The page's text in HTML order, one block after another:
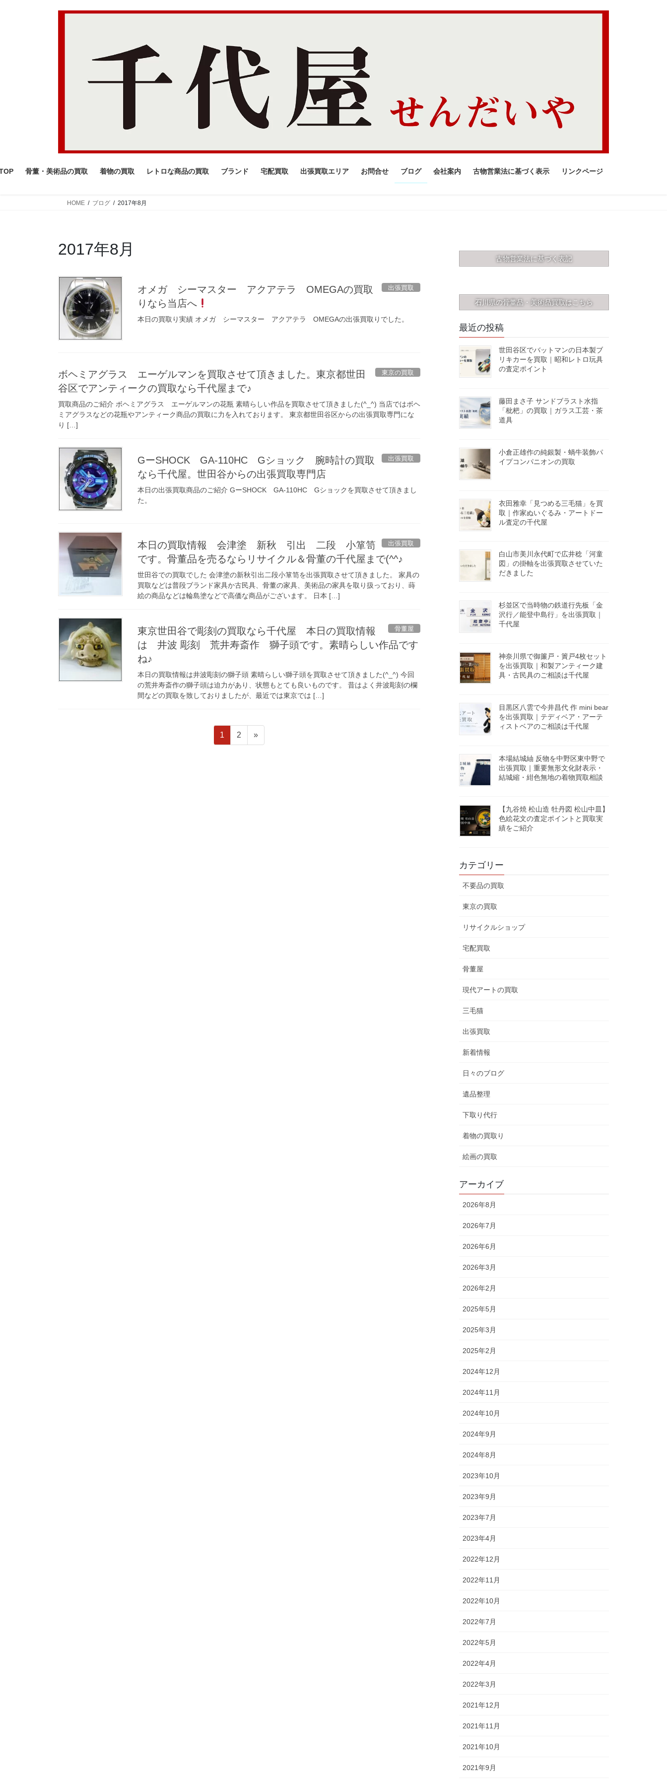
骨董・美術品の買取 着物の買取 レトロな商品の買取 ブランド 宅配買取 出張買取エリア お問合せ ブログ 会社案内 古物営業法に基づく表示 リンクページ
HOME ブログ 2017年8月
2017年8月
出張買取
オメガ シーマスター アクアテラ OMEGAの買取
りなら当店へ
本日の買取り実績 オメガ シーマスター アクアテラ OMEGAの出張買取りでした。
東京の買取
ボヘミアグラス エーゲルマンを買取させて頂きました。東京都世田
谷区でアンティークの買取なら千代屋まで♪
買取商品のご紹介 ボヘミアグラス エーゲルマンの花瓶 素晴らしい作品を買取させて頂きました(^_^) 当店ではボヘ
ミアグラスなどの花瓶やアンティーク商品の買取に力を入れております。 東京都世田谷区からの出張買取専門にな
り […]
出張買取
GーSHOCK GA-110HC Gショック 腕時計の買取
なら千代屋。世田谷からの出張買取専門店
本日の出張買取商品のご紹介 GーSHOCK GA-110HC Gショックを買取させて頂きまし
た。
出張買取
本日の買取情報 会津塗 新秋 引出 二段 小箪笥
です。骨董品を売るならリサイクル＆骨董の千代屋まで(^^♪
世田谷での買取でした 会津塗の新秋引出二段小箪笥を出張買取させて頂きました。 家具の
買取などは普段ブランド家具か古民具、骨董の家具、美術品の家具を取り扱っており、蒔
絵の商品などは輪島塗などで高価な商品がございます。 日本 […]
骨董屋
東京世田谷で彫刻の買取なら千代屋 本日の買取情報
は 井波 彫刻 荒井寿斎作 獅子頭です。素晴らしい作品です
ね♪
本日の買取情報は井波彫刻の獅子頭 素晴らしい獅子頭を買取させて頂きました(^_^) 今回
の荒井寿斎作の獅子頭は迫力があり、状態もとても良いものです。 昔はよく井波彫刻の欄
間などの買取を致しておりましたが、最近では東京では […]
固
定
1
固
定
2 »
古物営業法に基づく表記
石川県の骨董品・美術品買取はこちら
最近の投稿
世田谷区でバットマンの日本製ブ
リキカーを買取｜昭和レトロ玩具
の査定ポイント
藤田まさ子 サンドブラスト水指
「枇杷」の買取｜ガラス工芸・茶
道具
小倉正雄作の純銀製・蝸牛装飾パ
イプコンパニオンの買取
衣田雅幸「見つめる三毛猫」を買
取｜作家ぬいぐるみ・アートドー
ル査定の千代屋
白山市美川永代町で広井稔「河童
図」の掛軸を出張買取させていた
だきました
杉並区で当時物の鉄道行先板「金
沢行／能登中島行」を出張買取｜
千代屋
神奈川県で御簾戸・簀戸4枚セット
を出張買取｜和製アンティーク建
具・古民具のご相談は千代屋
目黒区八雲で今井昌代 作 mini bear
を出張買取｜テディベア・アーテ
ィストベアのご相談は千代屋
本場結城紬 反物を中野区東中野で
出張買取｜重要無形文化財表示・
結城縮・紺色無地の着物買取相談
【九谷焼 松山造 牡丹図 松山中皿】
色絵花文の査定ポイントと買取実
績をご紹介
カテゴリー
不要品の買取
東京の買取
リサイクルショップ
宅配買取
骨董屋
現代アートの買取
三毛猫
出張買取
新着情報
日々のブログ
遺品整理
下取り代行
着物の買取り
絵画の買取
アーカイブ
2026年8月
2026年7月
2026年6月
2026年3月
2026年2月
2025年5月
2025年3月
2025年2月
2024年12月
2024年11月
2024年10月
2024年9月
2024年8月
2023年10月
2023年9月
2023年7月
2023年4月
2022年12月
2022年11月
2022年10月
2022年7月
2022年5月
2022年4月
2022年3月
2021年12月
2021年11月
2021年10月
2021年9月